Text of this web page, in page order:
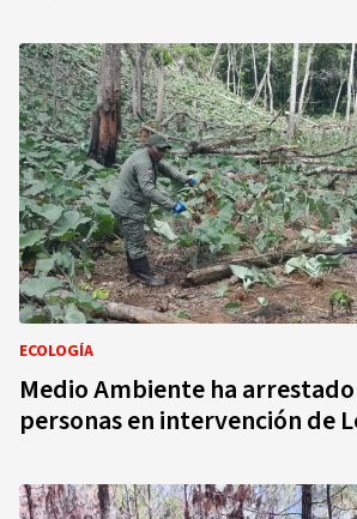
ECOLOGÍA
Medio Ambiente ha arrestado
personas en intervención de